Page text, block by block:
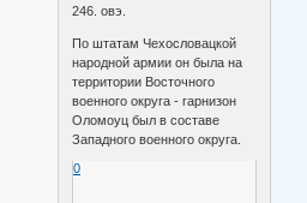
246. овэ.
По штатам Чехословацкой
народной армии он была на
территории Восточного
военного округа - гарнизон
Оломоуц был в составе
Западного военного округа.
0